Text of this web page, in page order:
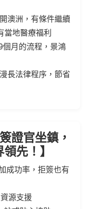
澳洲，有條件繼續
當地醫療福利
個月的流程，景鴻
長法律程序，節省
證官坐鎮，
先！】
成功率，拒簽也有
源支援